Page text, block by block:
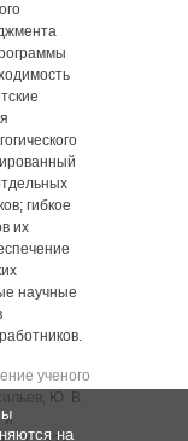
гибкое
их
научные
ученого
Ю. В.
и
на